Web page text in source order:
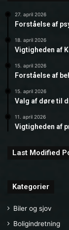
27. april 2026
Forståelse af
18. april 2026
Vigtigheden af
15. april 2026
Forståelse af
15. april 2026
Valg af døre til
11. april 2026
Vigtigheden af
Last Modified
Kategorier
Biler og sjov
Boligindretning